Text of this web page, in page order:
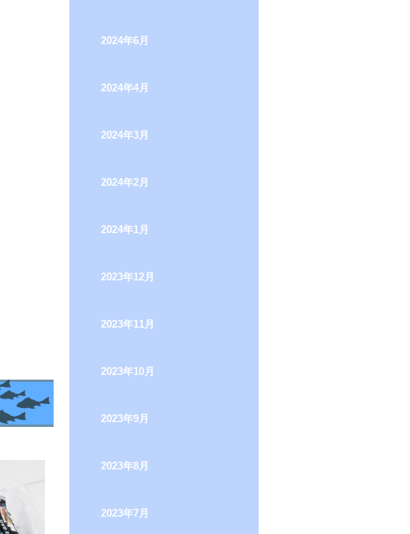
2024年6月
2024年4月
2024年3月
2024年2月
2024年1月
2023年12月
2023年11月
2023年10月
2023年9月
2023年8月
2023年7月